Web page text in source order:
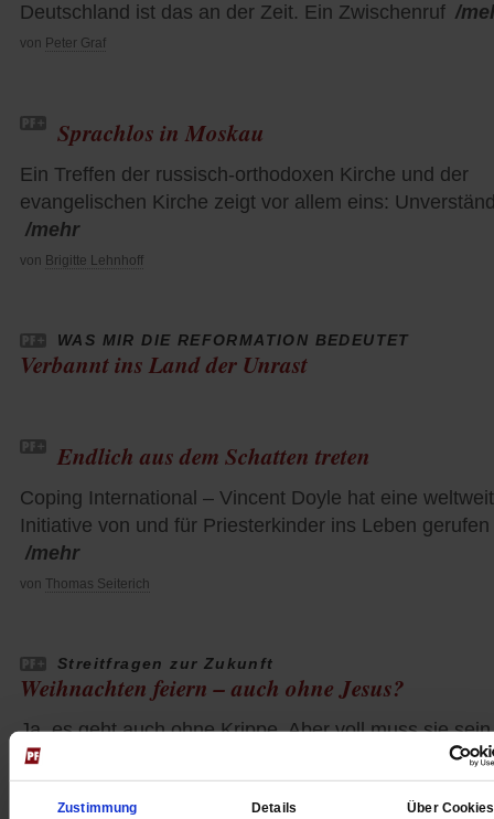
Zustimmung Details Über Cookies
Deutschland ist das an der Zeit. Ein Zwischenruf /
von Peter Graf
Sprachlos in Moskau
Ein Treffen der russisch-orthodoxen Kirche und der
evangelischen Kirche zeigt vor allem eins:
/mehr
von Brigitte Lehnhoff
WAS MIR DIE REFORMATION BEDEUTET
Verbannt ins Land der Unrast
Endlich aus dem Schatten treten
Coping International – Vincent Doyle hat eine
Initiative von und für Priesterkinder ins Leben gerufen
/mehr
von Thomas Seiterich
Streitfragen zur Zukunft
Weihnachten feiern – auch ohne Jesus?
Ja, es geht auch ohne Krippe. Aber voll muss sie
/mehr